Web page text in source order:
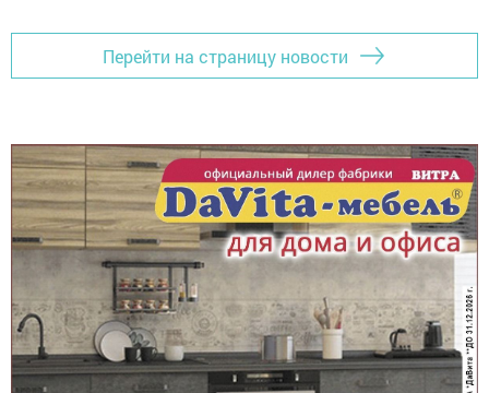
Перейти на страницу новости